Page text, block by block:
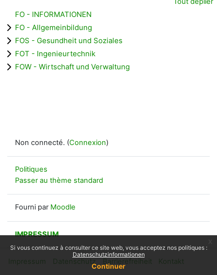
Si vous continuez à consulter ce site web, vous acceptez nos politiques :
Datenschutzinformationen
Continuer
FO - INFORMATIONEN
FO - Allgemeinbildung
FOS - Gesundheit und Soziales
FOT - Ingenieurtechnik
FOW - Wirtschaft und Verwaltung
Non connecté. (Connexion)
Politiques
Passer au thème standard
Fourni par Moodle
IMPRESSUM
Impressum Datenschutz Barrierefreiheit Kontakt